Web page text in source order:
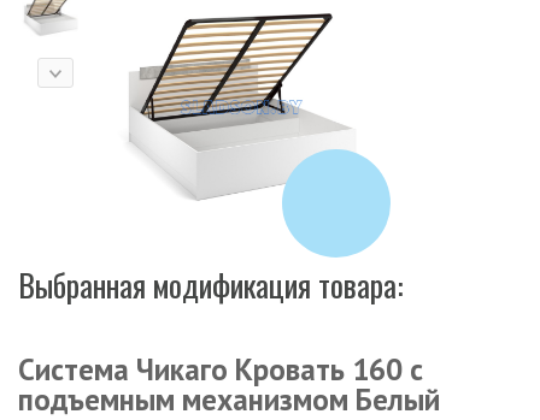
Выбранная модификация товара:
Система Чикаго Кровать 160 c
подъемным механизмом Белый